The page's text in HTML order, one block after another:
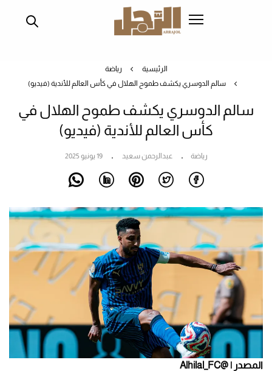
الرئيسية
رياضة
سالم الدوسري يكشف طموح الهلال في كأس العالم للأندية (فيديو)
سالم الدوسري يكشف طموح الهلال في
كأس العالم للأندية (فيديو)
رياضة عبدالرحمن سعيد 19 يونيو 2025
المصدر | @Alhilal_FC